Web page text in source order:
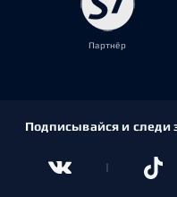
Партнёр
Подписывайся и следи